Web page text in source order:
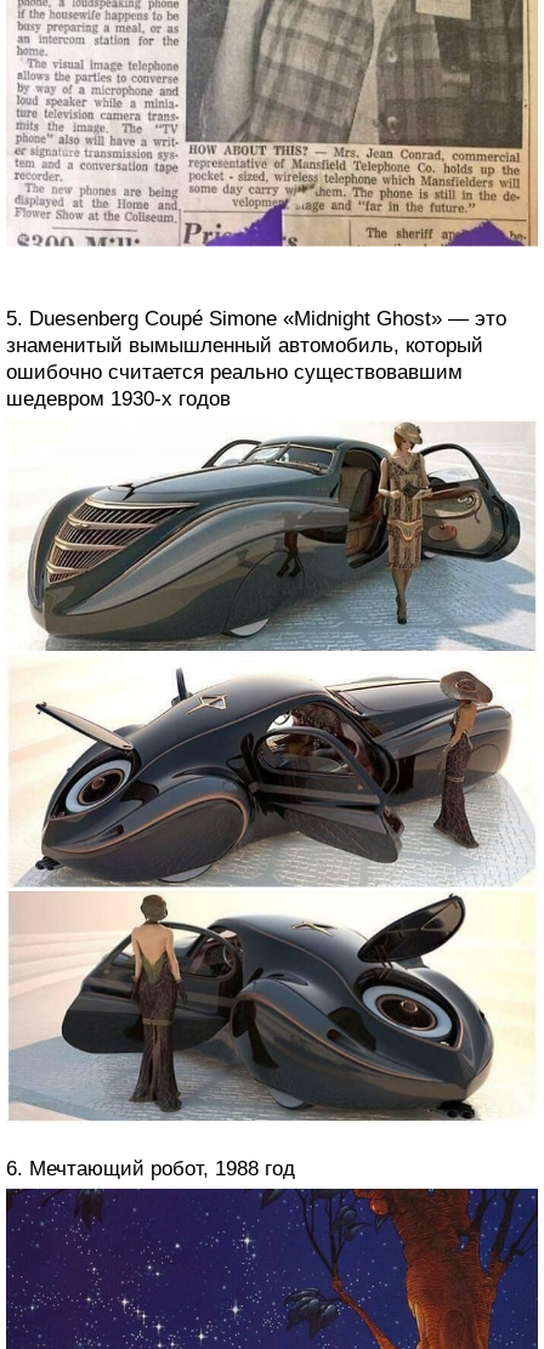
5. Duesenberg Coupé Simone «Midnight Ghost» — это
знаменитый вымышленный автомобиль, который
ошибочно считается реально существовавшим
шедевром 1930-х годов
6. Мечтающий робот, 1988 год